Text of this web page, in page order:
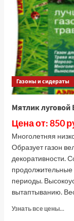
5
кг
Газоны и сидераты
Мятлик
Цена от: 850
Многолетняя
Образует газон
декоративности.
периоды.
вытаптыванию.
Узнать все цены...